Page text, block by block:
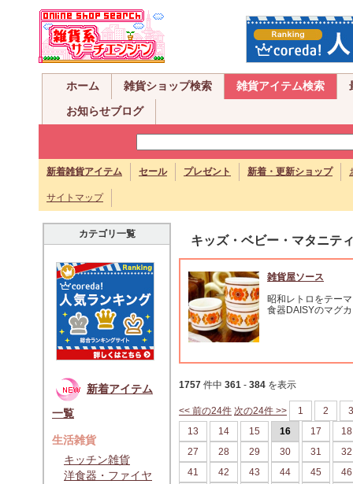
ホーム 雑貨ショップ検索 雑貨アイテム検索
お知らせブログ
新着雑貨アイテム セール プレゼント 新着・更新ショップ
サイトマップ
カテゴリ一覧
新着アイテム
一覧
生活雑貨
キッチン雑貨
洋食器・ファイヤ
キッズ・ベビー・マタニテ
雑貨屋ソース
昭和レトロをテー
食器DAISYのマグ
1757 件中 361 - 384 を表示
<< 前の24件 次の24件 >> 1 2
3
13
14 15 16 17
18
27
28 29 30 31
32
41
42 43 44 45
46